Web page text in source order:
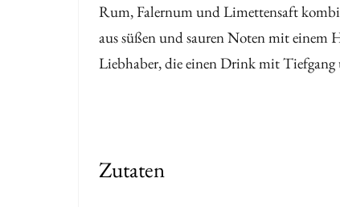
Rum, Falernum und Limettensaft
aus süßen und sauren Noten mit
Liebhaber, die einen Drink mit Tiefgang
Zutaten